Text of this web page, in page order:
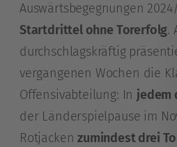
Auswärtsbegegnungen
Startdrittel ohne Torerfolg.
durchschlagskräftig
vergangenen Wochen die
Offensivabteilung: In jedem
der Länderspielpause im
Rotjackenzumindest drei